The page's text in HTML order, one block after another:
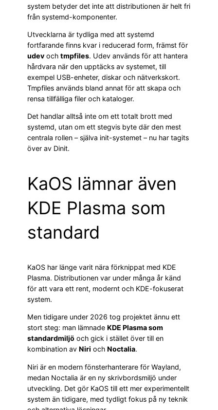
system betyder det inte att distributionen är helt fri
från systemd-komponenter.
Utvecklarna är tydliga med att systemd
fortfarande finns kvar i reducerad form, främst för
udev och tmpfiles. Udev används för att hantera
hårdvara när den upptäcks av systemet, till
exempel USB-enheter, diskar och nätverkskort.
Tmpfiles används bland annat för att skapa och
rensa tillfälliga filer och kataloger.
Det handlar alltså inte om ett totalt brott med
systemd, utan om ett stegvis byte där den mest
centrala rollen – själva init-systemet – nu har tagits
över av Dinit.
KaOS lämnar även
KDE Plasma som
standard
KaOS har länge varit nära förknippat med KDE
Plasma. Distributionen var under många år känd
för att vara ett rent, modernt och KDE-fokuserat
system.
Men tidigare under 2026 tog projektet ännu ett
stort steg: man lämnade KDE Plasma som
standardmiljö och gick i stället över till en
kombination av Niri och Noctalia.
Niri är en modern fönsterhanterare för Wayland,
medan Noctalia är en ny skrivbordsmiljö under
utveckling. Det gör KaOS till ett mer experimentellt
system än tidigare, med tydligt fokus på ny teknik